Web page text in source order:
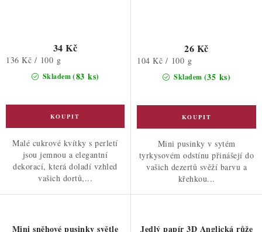
Skladem(83 ks)
34 Kč
Měrná
136 Kč / 100 g
Malé cukrové kvítky s perletí
jsou jemnou a elegantní
dekorací, která doladí vzhled
vašich dortů,...
Skladem (35 ks)
26 Kč
Měrná
104 Kč / 100 g
Mini pusinky v sytém
tyrkysovém odstínu přinášejí do
vašich dezertů svěží barvu a
křehkou...
Mini sněhové pusinky světle Jedlý papír 3D Anglická růže